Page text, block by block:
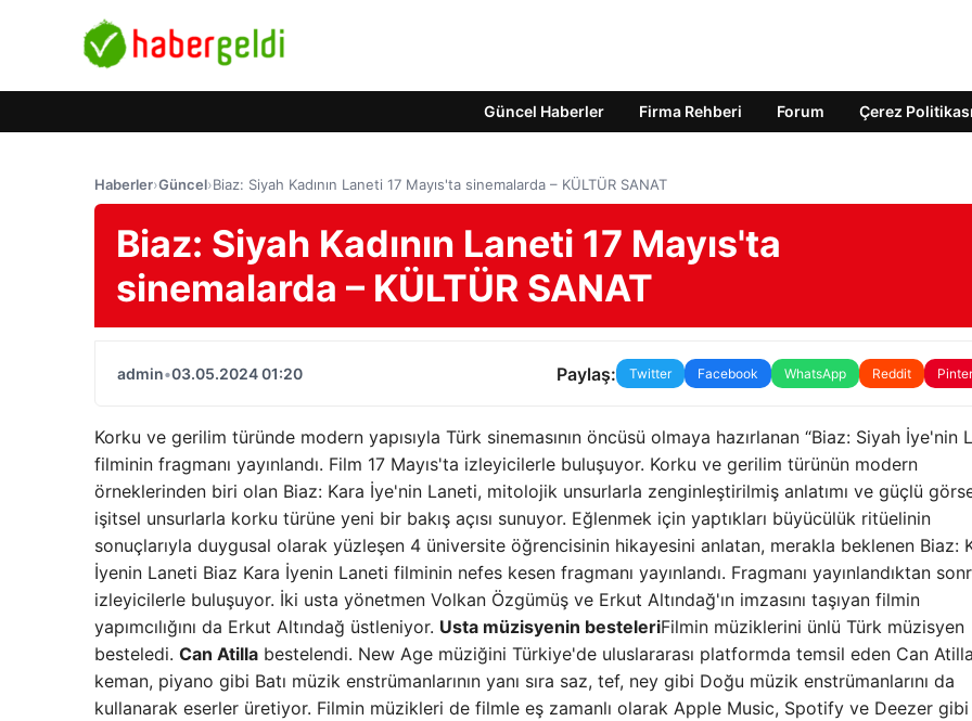
Güncel Haberler Firma Rehberi Forum Çerez Politikası
Haberler›Güncel›Biaz: Siyah Kadının Laneti 17 Mayıs'ta sinemalarda – KÜLTÜR SANAT
Biaz: Siyah Kadının Laneti 17 Mayıs'ta
sinemalarda – KÜLTÜR SANAT
admin•03.05.2024 01:20 Paylaş: Twitter Facebook WhatsApp Reddit
Korku ve gerilim türünde modern yapısıyla Türk sinemasının öncüsü olmaya hazırlanan “Biaz: Siyah İye'nin
filminin fragmanı yayınlandı. Film 17 Mayıs'ta izleyicilerle buluşuyor. Korku ve gerilim türünün modern
örneklerinden biri olan Biaz: Kara İye'nin Laneti, mitolojik unsurlarla zenginleştirilmiş anlatımı ve güçlü
işitsel unsurlarla korku türüne yeni bir bakış açısı sunuyor. Eğlenmek için yaptıkları büyücülük ritüelinin
sonuçlarıyla duygusal olarak yüzleşen 4 üniversite öğrencisinin hikayesini anlatan, merakla beklenen Biaz:
İyenin Laneti Biaz Kara İyenin Laneti filminin nefes kesen fragmanı yayınlandı. Fragmanı yayınlandıktan
izleyicilerle buluşuyor. İki usta yönetmen Volkan Özgümüş ve Erkut Altındağ'ın imzasını taşıyan filmin
yapımcılığını da Erkut Altındağ üstleniyor. Usta müzisyenin besteleriFilmin müziklerini ünlü Türk müzisyen
besteledi. Can Atilla bestelendi. New Age müziğini Türkiye'de uluslararası platformda temsil eden Can
keman, piyano gibi Batı müzik enstrümanlarının yanı sıra saz, tef, ney gibi Doğu müzik enstrümanlarını da
kullanarak eserler üretiyor. Filmin müzikleri de filmle eş zamanlı olarak Apple Music, Spotify ve Deezer